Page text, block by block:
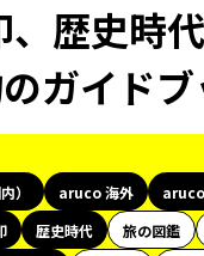
歴史時
ガイド
） aruco 海外
歴史時代 旅の図鑑